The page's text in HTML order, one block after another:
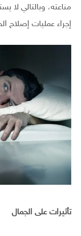
مناعته، وبالتالي لا
إجراء عمليات إصلاح
تأثيرات على الجمال